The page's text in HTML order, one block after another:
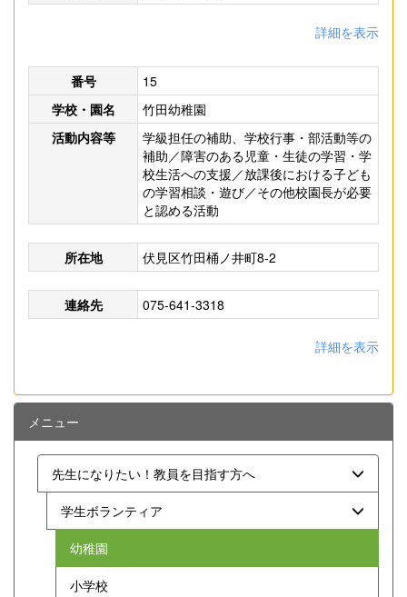
詳細を表示
番号
15
学校・園名
竹田幼稚園
活動内容等
学級担任の補助、学校行事・部活動等の
補助／障害のある児童・生徒の学習・学
校生活への支援／放課後における子ども
の学習相談・遊び／その他校園長が必要
と認める活動
所在地 伏見区竹田桶ノ井町8-2
連絡先 075-641-3318
詳細を表示
メニュー
先生になりたい！教員を目指す方へ
学生ボランティア
幼稚園
小学校